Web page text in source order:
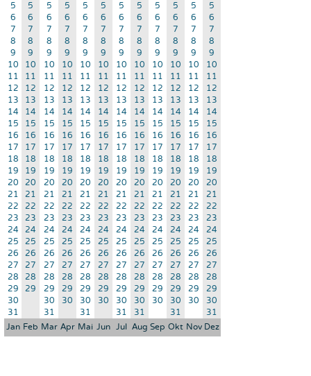
Jan Feb Mar Apr Mai Jun Jul Aug Sep Okt Nov Dez
5
5 5 5 5 5 5 5 5 5 5
5
6
6 6 6 6 6 6 6 6 6 6
6
7
7 7 7 7 7 7 7 7 7 7
7
8
8 8 8 8 8 8 8 8 8 8
8
9
9 9 9 9 9 9 9 9 9 9
9
10
10 10 10 10 10 10 10 10 10 10
10
11
11 11 11 11 11 11 11 11 11 11
11
12
12 12 12 12 12 12 12 12 12 12
12
13
13 13 13 13 13 13 13 13 13 13
13
14
14 14 14 14 14 14 14 14 14 14
14
15
15 15 15 15 15 15 15 15 15 15
15
16
16 16 16 16 16 16 16 16 16 16
16
17
17 17 17 17 17 17 17 17 17 17
17
18
18 18 18 18 18 18 18 18 18 18
18
19
19 19 19 19 19 19 19 19 19 19
19
20
20 20 20 20 20 20 20 20 20 20
20
21
21 21 21 21 21 21 21 21 21 21
21
22
22 22 22 22 22 22 22 22 22 22
22
23
23 23 23 23 23 23 23 23 23 23
23
24
24 24 24 24 24 24 24 24 24 24
24
25
25 25 25 25 25 25 25 25 25 25
25
26
26 26 26 26 26 26 26 26 26 26
26
27
27 27 27 27 27 27 27 27 27 27
27
28
28 28 28 28 28 28 28 28 28 28
28
29
29 29 29 29 29 29 29 29 29 29
29
30
30 30 30 30 30 30 30 30 30
30
31
31 31 31 31 31 31